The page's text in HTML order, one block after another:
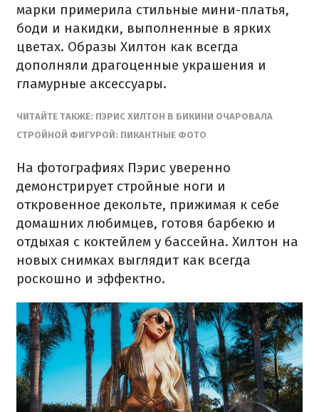
марки примерила стильные мини-платья,
боди и накидки, выполненные в ярких
цветах. Образы Хилтон как всегда
дополняли драгоценные украшения и
гламурные аксессуары.
ЧИТАЙТЕ ТАКЖЕ: ПЭРИС ХИЛТОН В БИКИНИ ОЧАРОВАЛА
СТРОЙНОЙ ФИГУРОЙ: ПИКАНТНЫЕ ФОТО
На фотографиях Пэрис уверенно
демонстрирует стройные ноги и
откровенное декольте, прижимая к себе
домашних любимцев, готовя барбекю и
отдыхая с коктейлем у бассейна. Хилтон на
новых снимках выглядит как всегда
роскошно и эффектно.